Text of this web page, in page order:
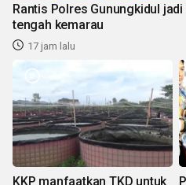
Rantis Polres Gunungkidul
tengah kemarau
17 jam lalu
KKP manfaatkan TKD untuk